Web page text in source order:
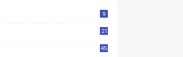
9
21
45